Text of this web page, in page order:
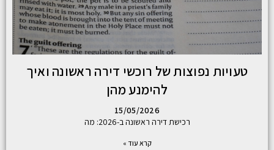
טעויות נפוצות של רוכשי דירה ראשונה ואיך
להימנע מהן
15/05/2026
רכישת דירה ראשונה ב-2026: מה
קרא עוד »